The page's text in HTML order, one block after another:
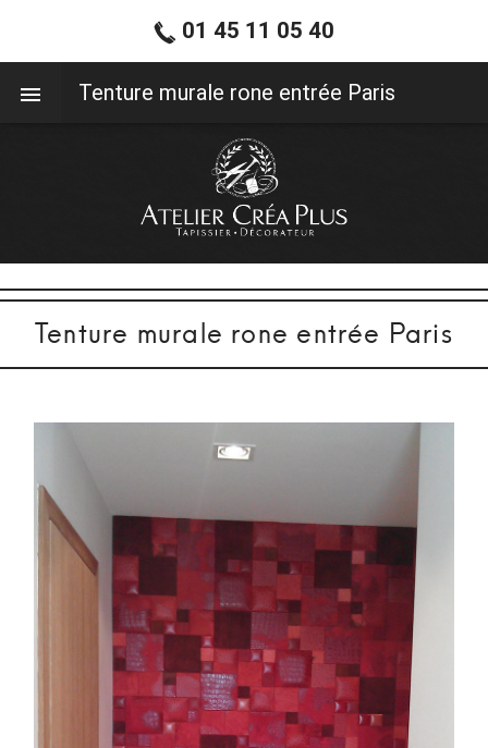
Tenture murale rone entrée Paris
01 45 11 05 40
Tenture murale rone entrée Paris